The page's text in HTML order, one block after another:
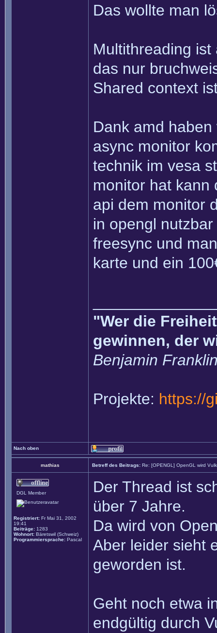
Das wollte man
Multithreading
das nur
Shared context
Dank amd
async monitor
technik im vesa
monitor hat kann
api dem monitor
in opengl
freesync und
karte und ein
"Wer die
gewinnen, der
Benjamin
Projekte: https://
Nach oben
mathias Betreff des Beitrags: Re: [OPENGL] OpenGL wird
DGL Member
Registriert: Fr Mai 31, 2002
19:41
Beiträge: 1283
Wohnort: Bäretswil (Schweiz)
Programmiersprache: Pascal
Der Thread ist
über 7 Jahre.
Da wird von
Aber leider sieht
geworden ist.
Geht noch etwa
endgültig durch